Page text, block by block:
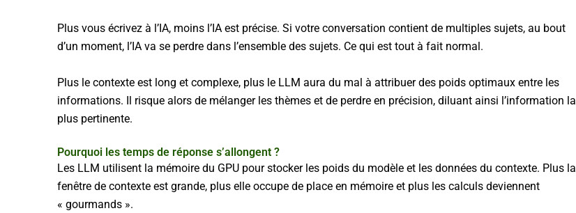
Plus vous écrivez à l’IA, moins l’IA est précise. Si votre conversation contient de multiples sujets, au bout
d’un moment, l’IA va se perdre dans l’ensemble des sujets. Ce qui est tout à fait normal.
Plus le contexte est long et complexe, plus le LLM aura du mal à attribuer des poids optimaux entre les
informations. Il risque alors de mélanger les thèmes et de perdre en précision, diluant ainsi l’information la
plus pertinente.
Pourquoi les temps de réponse s’allongent ?
Les LLM utilisent la mémoire du GPU pour stocker les poids du modèle et les données du contexte. Plus la
fenêtre de contexte est grande, plus elle occupe de place en mémoire et plus les calculs deviennent
« gourmands ».